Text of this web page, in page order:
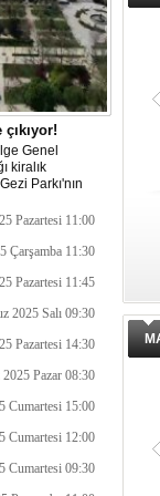
çıkıyor!
Genel
kiralık
Parkı'nın
muhammen
Pazartesi 11:00
Çarşamba 11:30
Pazartesi 11:45
2025 Salı 09:30
Pazartesi 14:30
2025 Pazar 08:30
Cumartesi 15:00
Cumartesi 12:00
Cumartesi 09:30